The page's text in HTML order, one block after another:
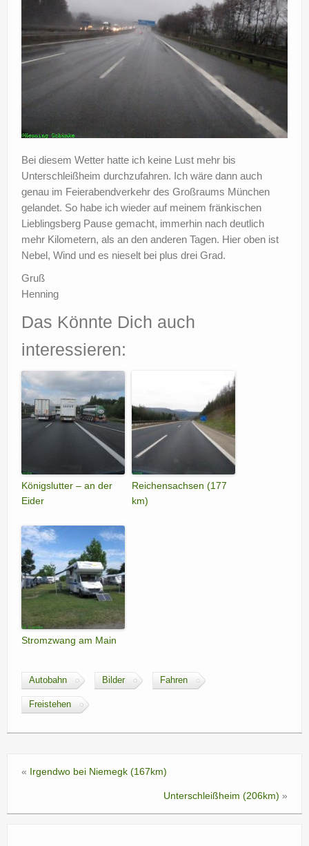
Bei diesem Wetter hatte ich keine Lust mehr bis
Unterschleißheim durchzufahren. Ich wäre dann auch
genau im Feierabendverkehr des Großraums München
gelandet. So habe ich wieder auf meinem fränkischen
Lieblingsberg Pause gemacht, immerhin nach deutlich
mehr Kilometern, als an den anderen Tagen. Hier oben ist
Nebel, Wind und es nieselt bei plus drei Grad.
Gruß
Henning
Das Könnte Dich auch
interessieren:
Königslutter – an der
Eider
Reichensachsen (177
km)
Stromzwang am Main
Autobahn Bilder Fahren
Freistehen
« Irgendwo bei Niemegk (167km)
Unterschleißheim (206km) »